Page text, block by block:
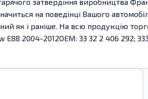
на поведінці Вашого
як і раніше. На всю продукцію
2004-2012OEM: 33 32 2 406 292;